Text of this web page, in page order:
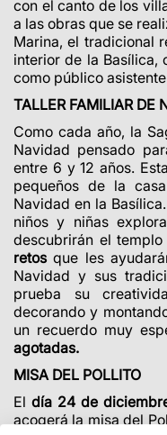
con el canto de los
a las obras que se
Marina, el tradicional
interior de la Basílica,
como público
TALLER FAMILIAR DE
Como cada año, la
Navidad pensado
entre 6 y 12 años.
pequeños de la
Navidad en la
niños y niñas
descubrirán el
retosque les
Navidad y sus
prueba su
decorando y
un recuerdo muy
agotadas.
MISA DEL POLLITO
El día 24 de
acogerá la misa del